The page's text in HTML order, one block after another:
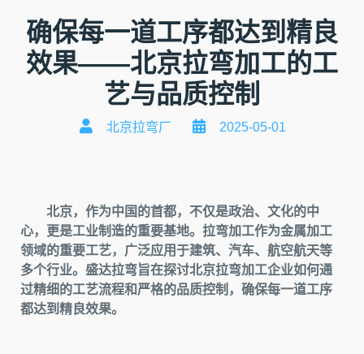
确保每一道工序都达到精良
效果——北京拉弯加工的工
艺与品质控制
北京拉弯厂 2025-05-01
北京，作为中国的首都，不仅是政治、文化的中
心，更是工业制造的重要基地。拉弯加工作为金属加工
领域的重要工艺，广泛应用于建筑、汽车、航空航天等
多个行业。盛达拉弯旨在探讨北京拉弯加工企业如何通
过精细的工艺流程和严格的品质控制，确保每一道工序
都达到精良效果。